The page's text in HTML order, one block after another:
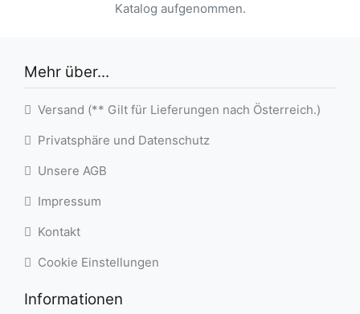
Katalog aufgenommen.
Mehr über...
Versand (** Gilt für Lieferungen nach Österreich.)
Privatsphäre und Datenschutz
Unsere AGB
Impressum
Kontakt
Cookie Einstellungen
Informationen